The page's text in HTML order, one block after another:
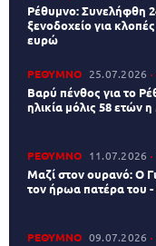
Ρέθυμνο: Συνελήφθη
ξενοδοχείο για
ευρώ
ΡΕΘΥΜΝΟ 25.07.2026
Βαρύ πένθος για το
ηλικία μόλις 58 ετών
ΡΕΘΥΜΝΟ 11.07.2026
Μαζί στον ουρανό: Ο
τον ήρωα πατέρα του
ΡΕΘΥΜΝΟ 09.07.2026